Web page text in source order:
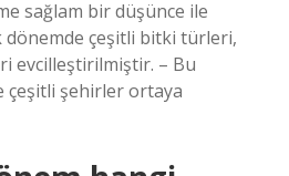
sağlam bir düşünce ile
dönemde çeşitli bitki türleri,
evcilleştirilmiştir. – Bu
çeşitli şehirler ortaya